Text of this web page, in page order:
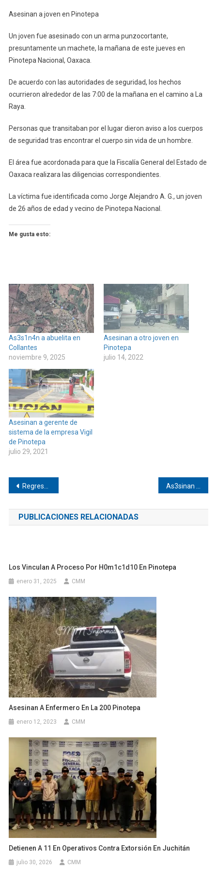
En
Pinotepa
Asesinan a joven en Pinotepa
Un joven fue asesinado con un arma punzocortante,
presuntamente un machete, la mañana de este jueves en
Pinotepa Nacional, Oaxaca.
De acuerdo con las autoridades de seguridad, los hechos
ocurrieron alrededor de las 7:00 de la mañana en el camino a La
Raya.
Personas que transitaban por el lugar dieron aviso a los cuerpos
de seguridad tras encontrar el cuerpo sin vida de un hombre.
El área fue acordonada para que la Fiscalía General del Estado de
Oaxaca realizara las diligencias correspondientes.
La víctima fue identificada como Jorge Alejandro A. G., un joven
de 26 años de edad y vecino de Pinotepa Nacional.
Me gusta esto:
As3s1n4n a abuelita en
Collantes
noviembre 9, 2025
Asesinan a otro joven en
Pinotepa
julio 14, 2022
Asesinan a gerente de
sistema de la empresa Vigil
de Pinotepa
julio 29, 2021
Navegación
de
entradas
Regresan a clases en Pinotepa As3sinan a hombre en Jamiltepec
PUBLICACIONES RELACIONADAS
Los Vinculan A Proceso Por H0m1c1d10 En Pinotepa
enero 31, 2025 CMM
Asesinan A Enfermero En La 200 Pinotepa
enero 12, 2023 CMM
Detienen A 11 En Operativos Contra Extorsión En Juchitán
julio 30, 2026 CMM